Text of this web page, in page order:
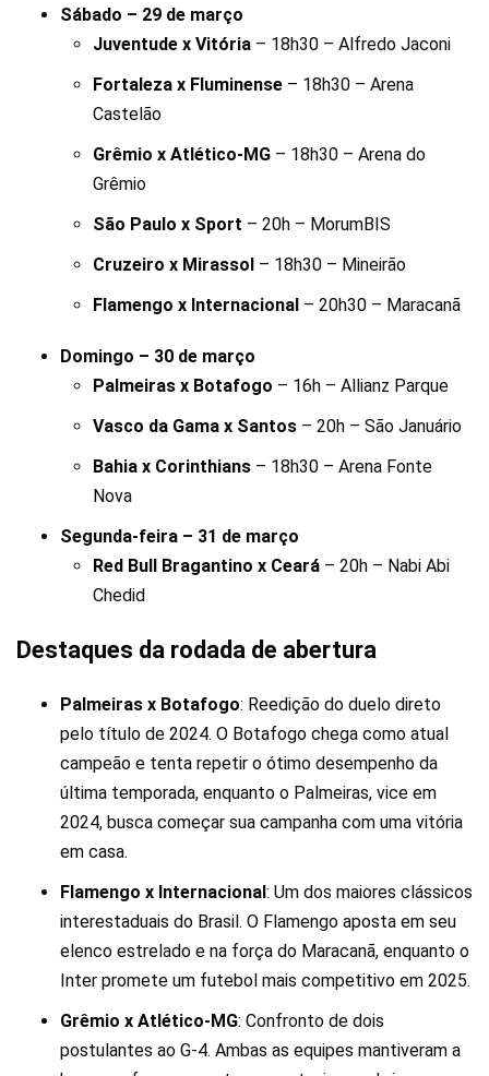
Sábado – 29 de março
Juventude x Vitória – 18h30 – Alfredo Jaconi
Fortaleza x Fluminense – 18h30 – Arena
Castelão
Grêmio x Atlético-MG – 18h30 – Arena do
Grêmio
São Paulo x Sport – 20h – MorumBIS
Cruzeiro x Mirassol – 18h30 – Mineirão
Flamengo x Internacional – 20h30 – Maracanã
Domingo – 30 de março
Palmeiras x Botafogo – 16h – Allianz Parque
Vasco da Gama x Santos – 20h – São Januário
Bahia x Corinthians – 18h30 – Arena Fonte
Nova
Segunda-feira – 31 de março
Red Bull Bragantino x Ceará – 20h – Nabi Abi
Chedid
Destaques da rodada de abertura
Palmeiras x Botafogo: Reedição do duelo direto
pelo título de 2024. O Botafogo chega como atual
campeão e tenta repetir o ótimo desempenho da
última temporada, enquanto o Palmeiras, vice em
2024, busca começar sua campanha com uma vitória
em casa.
Flamengo x Internacional: Um dos maiores clássicos
interestaduais do Brasil. O Flamengo aposta em seu
elenco estrelado e na força do Maracanã, enquanto o
Inter promete um futebol mais competitivo em 2025.
Grêmio x Atlético-MG: Confronto de dois
postulantes ao G-4. Ambas as equipes mantiveram a